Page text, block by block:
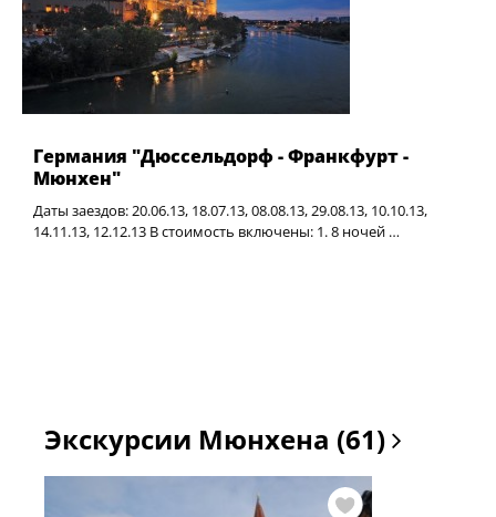
Германия "Дюссельдорф - Франкфурт -
Мюнхен"
Даты заездов: 20.06.13, 18.07.13, 08.08.13, 29.08.13, 10.10.13,
14.11.13, 12.12.13 В стоимость включены: 1. 8 ночей …
Экскурсии Мюнхена (61)